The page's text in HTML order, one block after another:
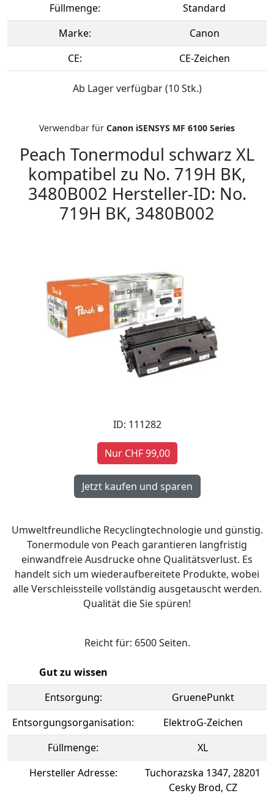
Füllmenge:
Standard
Marke:
Canon
CE:
CE-Zeichen
Ab Lager verfügbar (10 Stk.)
Verwendbar für Canon iSENSYS MF 6100 Series
Peach Tonermodul schwarz XL
kompatibel zu No. 719H BK,
3480B002 Hersteller-ID: No.
719H BK, 3480B002
ID: 111282
Nur CHF 99,00
Umweltfreundliche Recyclingtechnologie und günstig.
Tonermodule von Peach garantieren langfristig
einwandfreie Ausdrucke ohne Qualitätsverlust. Es
handelt sich um wiederaufbereitete Produkte, wobei
alle Verschleissteile vollständig ausgetauscht werden.
Qualität die Sie spüren!
Reicht für: 6500 Seiten.
Gut zu wissen
Entsorgung:
GruenePunkt
Entsorgungsorganisation:
ElektroG-Zeichen
Füllmenge:
XL
Hersteller Adresse:
Tuchorazska 1347, 28201
Cesky Brod, CZ